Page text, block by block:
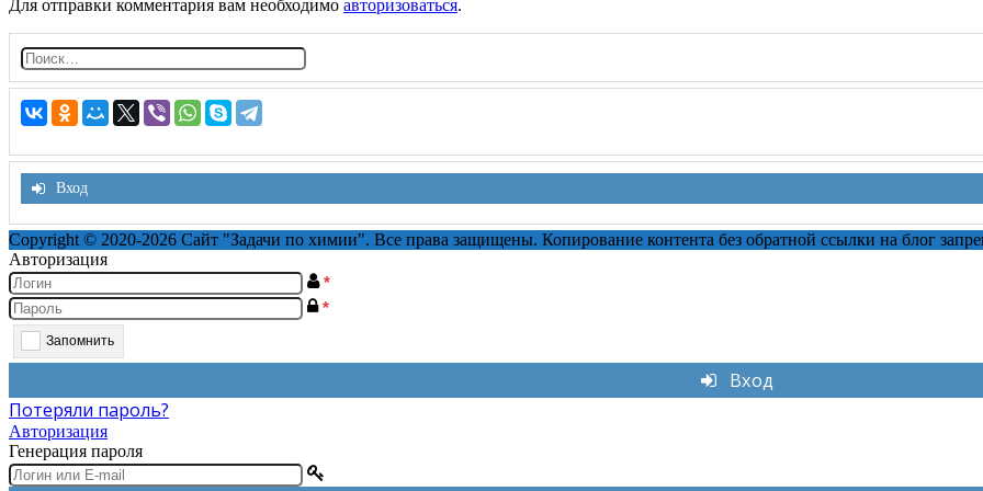
Для отправки комментария вам необходимо авторизоваться.
Н
а
й
т
и:
Вход
Copyright © 2020-2026 Сайт "Задачи по химии". Все права защищены. Копирование контента без обратной ссылки на блог
Авторизация
*
*
Запомнить
Вход
Потеряли пароль?
Авторизация
Генерация пароля